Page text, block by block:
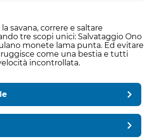
savana, correre e saltare
tre scopi unici: Salvataggio Ono
monete lama punta. Ed evitare
ruggisce come una bestia e tutti
incontrollata.